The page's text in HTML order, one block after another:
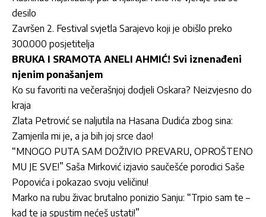
desilo
Završen 2. Festival svjetla Sarajevo koji je obišlo preko
300.000 posjetitelja
BRUKA I SRAMOTA ANELI AHMIĆ! Svi iznenađeni
njenim ponašanjem
Ko su favoriti na večerašnjoj dodjeli Oskara? Neizvjesno do
kraja
Zlata Petrović se naljutila na Hasana Dudića zbog sina:
Zamjerila mi je, a ja bih joj srce dao!
“MNOGO PUTA SAM DOŽIVIO PREVARU, OPROŠTENO
MU JE SVE!” Saša Mirković izjavio saučešće porodici Saše
Popovića i pokazao svoju veličinu!
Marko na rubu živac brutalno ponizio Sanju: “Trpio sam te –
kad te ja spustim nećeš ustati!”